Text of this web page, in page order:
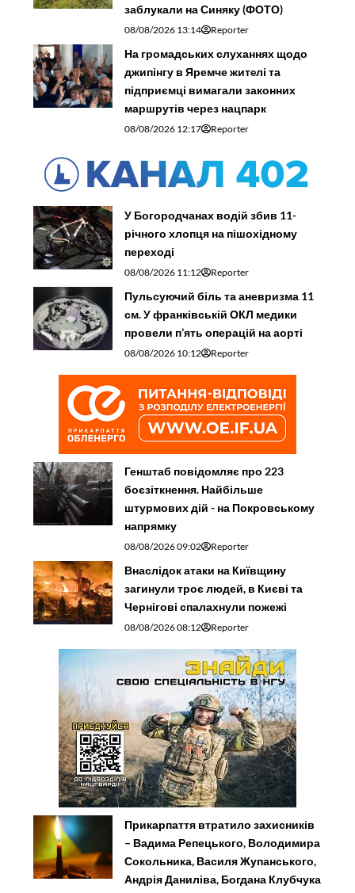
заблукали на Синяку (ФОТО)
08/08/2026 13:14 Reporter
На громадських слуханнях щодо
джипінгу в Яремче житeлі та
підприємці вимагали законних
маршрутів через нацпарк
08/08/2026 12:17 Reporter
У Богородчанах водій збив 11-
річного хлопця на пішохідному
переході
08/08/2026 11:12 Reporter
Пульсуючий біль та аневризма 11
см. У франківській ОКЛ медики
провели п’ять операцій на аорті
08/08/2026 10:12 Reporter
Генштаб повідомляє про 223
боєзіткнення. Найбільше
штурмових дій - на Покровському
напрямку
08/08/2026 09:02 Reporter
Внаслідок атаки на Київщину
загинули троє людей, в Києві та
Чернігові спалахнули пожежі
08/08/2026 08:12 Reporter
Прикарпаття втратило захисників
– Вадима Репецького, Володимира
Сокольника, Василя Жупанського,
Андрія Даниліва, Богдана Клубчука